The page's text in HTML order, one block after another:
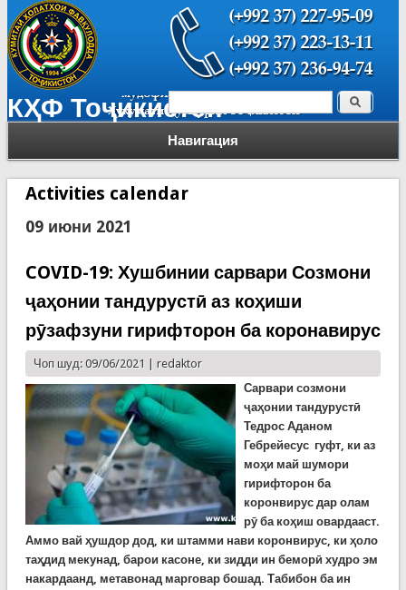
КҲФ Тоҷикистон
Навигация
Форма поиска Поиск
Activities calendar
09 июни 2021
COVID-19: Хушбинии сарвари Созмони
ҷаҳонии тандурустӣ аз коҳиши
рӯзафзуни гирифторон ба коронавирус
Чоп шуд: 09/06/2021 | redaktor
Сарвари созмони
ҷаҳонии тандурустӣ
Тедрос Аданом
Гебрейесус гуфт, ки аз
моҳи май шумори
гирифторон ба
коронвирус дар олам
рӯ ба коҳиш овардааст.
Аммо вай ҳушдор дод, ки штамми нави коронвирус, ки ҳоло
таҳдид мекунад, барои касоне, ки зидди ин беморӣ худро эм
накардаанд, метавонад марговар бошад. Табибон ба ин